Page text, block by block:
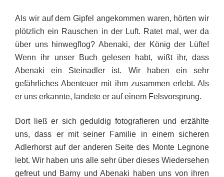
Als wir auf dem Gipfel angekommen waren, hörten wir
plötzlich ein Rauschen in der Luft. Ratet mal, wer da
über uns hinwegflog? Abenaki, der König der Lüfte!
Wenn ihr unser Buch gelesen habt, wißt ihr, dass
Abenaki ein Steinadler ist. Wir haben ein sehr
gefährliches Abenteuer mit ihm zusammen erlebt. Als
er uns erkannte, landete er auf einem Felsvorsprung.
Dort ließ er sich geduldig fotografieren und erzählte
uns, dass er mit seiner Familie in einem sicheren
Adlerhorst auf der anderen Seite des Monte Legnone
lebt. Wir haben uns alle sehr über dieses Wiedersehen
gefreut und Barny und Abenaki haben uns von ihren